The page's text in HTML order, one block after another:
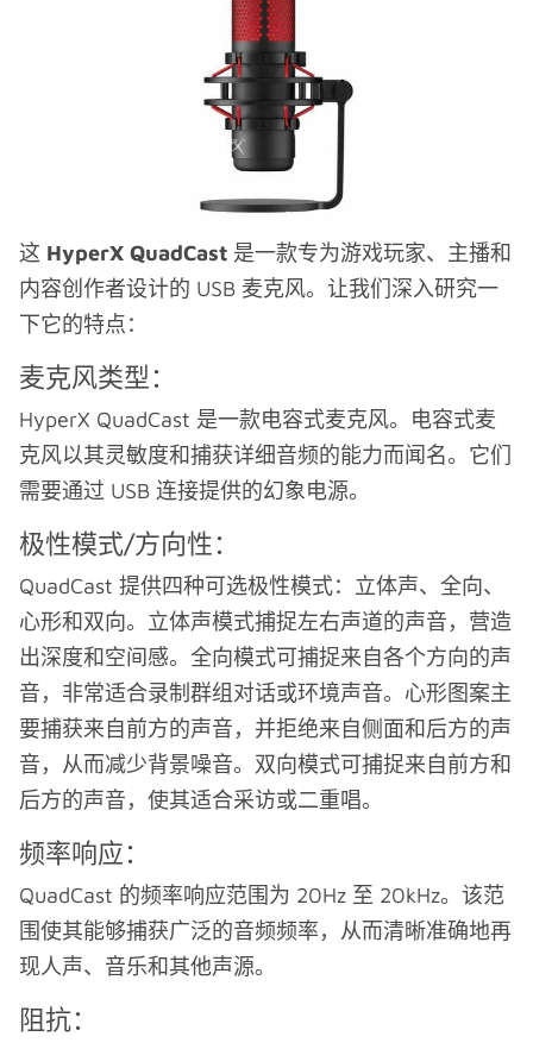
这 HyperX QuadCast是一款专为游戏玩家、主播和
内容创作者设计的 USB 麦克风。让我们深入研究一
下它的特点：
麦克风类型：
HyperX QuadCast 是一款电容式麦克风。电容式麦
克风以其灵敏度和捕获详细音频的能力而闻名。它们
需要通过 USB 连接提供的幻象电源。
极性模式/方向性：
QuadCast 提供四种可选极性模式：立体声、全向、
心形和双向。立体声模式捕捉左右声道的声音，营造
出深度和空间感。全向模式可捕捉来自各个方向的声
音，非常适合录制群组对话或环境声音。心形图案主
要捕获来自前方的声音，并拒绝来自侧面和后方的声
音，从而减少背景噪音。双向模式可捕捉来自前方和
后方的声音，使其适合采访或二重唱。
频率响应：
QuadCast 的频率响应范围为 20Hz 至 20kHz。该范
围使其能够捕获广泛的音频频率，从而清晰准确地再
现人声、音乐和其他声源。
阻抗：